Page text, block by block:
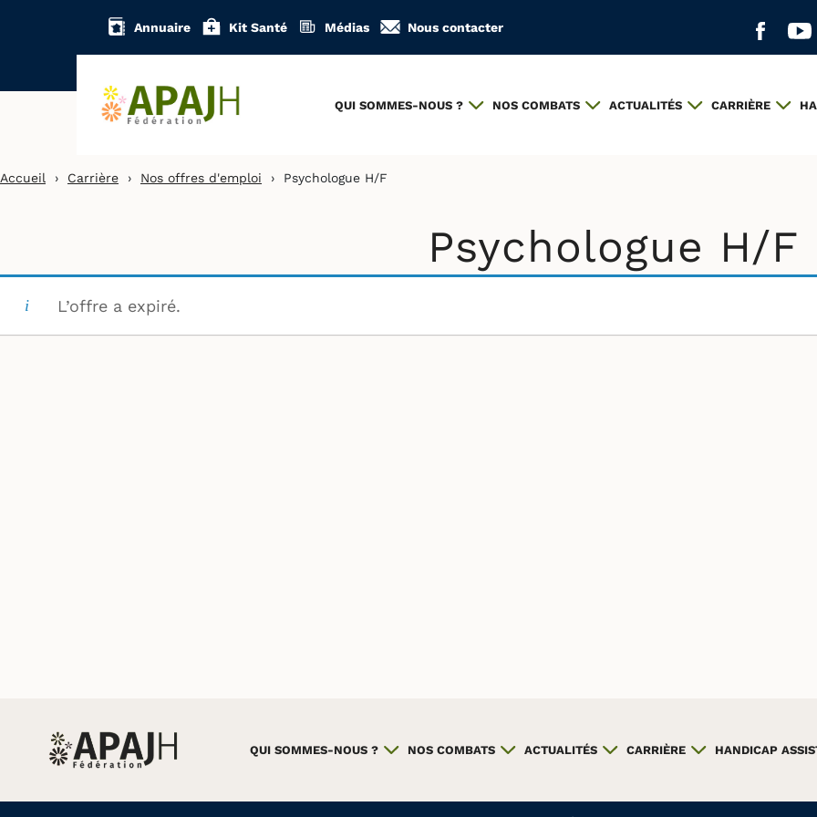
Annuaire Kit Santé Médias Nous contacter
Aller
QUI SOMMES-NOUS ? NOS COMBATS ACTUALITÉS CARRIÈRE
Accueil › Carrière › Nos offres d'emploi › Psychologue H/F
Psychologue H/F
L’offre a expiré.
QUI SOMMES-NOUS ? NOS COMBATS ACTUALITÉS CARRIÈRE HANDICAP